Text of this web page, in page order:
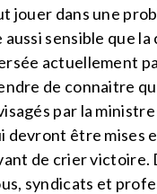
jouer dans une
i sensible que la
actuellement
de connaitre
par la
devront être mises
de crier victoire.
syndicats et